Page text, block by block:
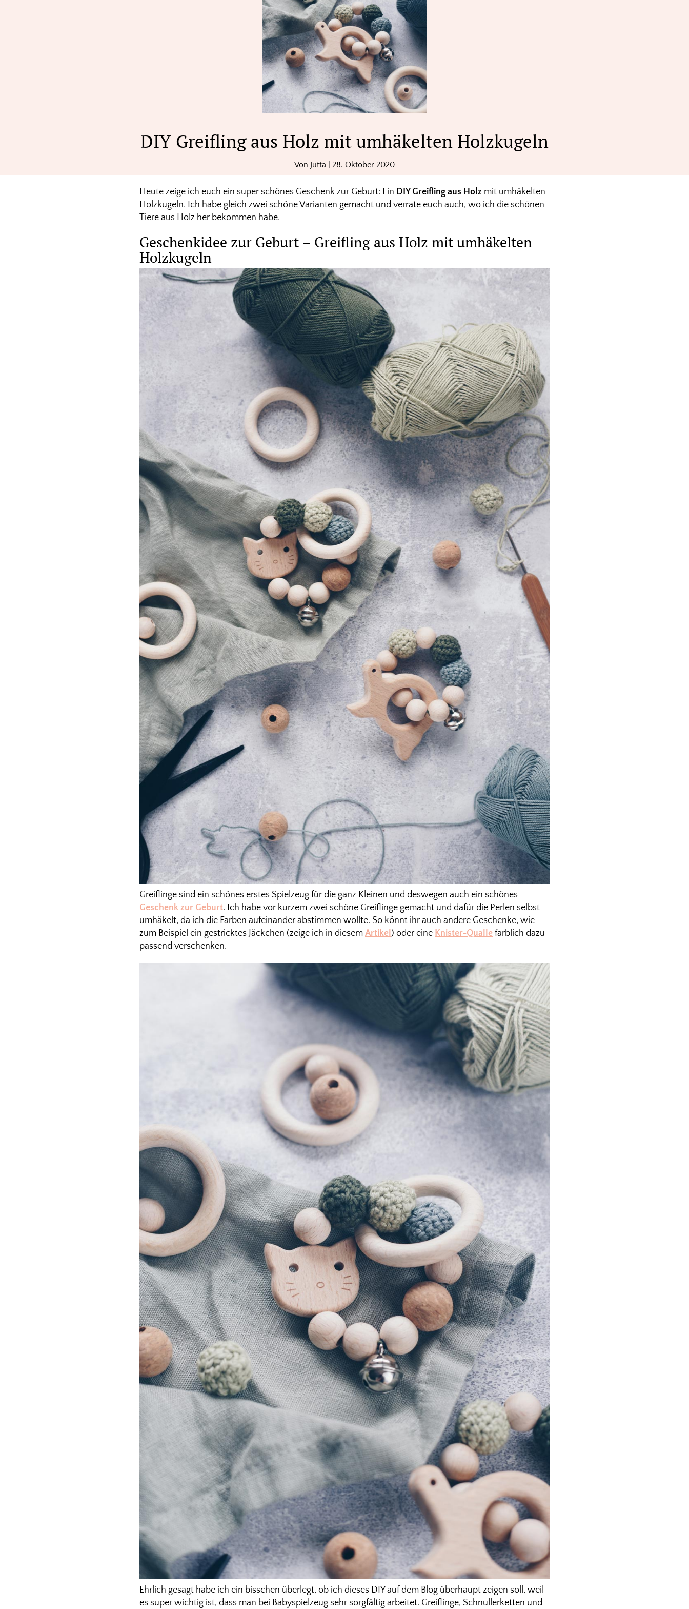
DIY Greifling aus Holz mit umhäkelten Holzkugeln
Von Jutta 28. Oktober 2020
Heute zeige ich euch ein super schönes Geschenk zur Geburt: Ein DIY Greifling aus Holz mit umhäkelten
Holzkugeln. Ich habe gleich zwei schöne Varianten gemacht und verrate euch auch, wo ich die schönen
Tiere aus Holz her bekommen habe.
Geschenkidee zur Geburt – Greifling aus Holz mit umhäkelten
Holzkugeln
Greiflinge sind ein schönes erstes Spielzeug für die ganz Kleinen und deswegen auch ein schönes
Geschenk zur Geburt. Ich habe vor kurzem zwei schöne Greiflinge gemacht und dafür die Perlen selbst
umhäkelt, da ich die Farben aufeinander abstimmen wollte. So könnt ihr auch andere Geschenke, wie
zum Beispiel ein gestricktes Jäckchen (zeige ich in diesem Artikel ) oder eine Knister-Qualle farblich dazu
passend verschenken.
Ehrlich gesagt habe ich ein bisschen überlegt, ob ich dieses DIY auf dem Blog überhaupt zeigen soll, weil
es super wichtig ist, dass man bei Babyspielzeug sehr sorgfältig arbeitet. Greiflinge, Schnullerketten und